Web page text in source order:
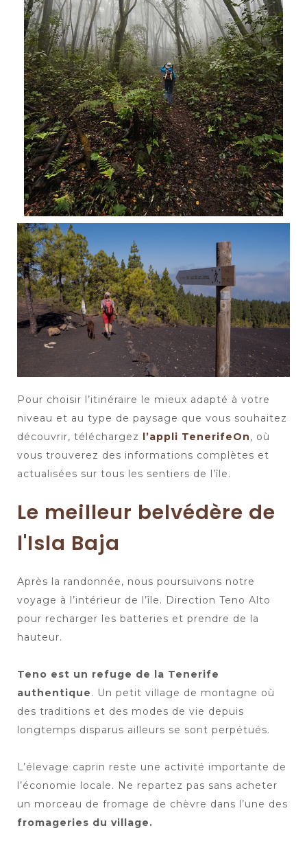
Pour choisir l’itinéraire le mieux adapté à votre
niveau et au type de paysage que vous souhaitez
découvrir, téléchargez l’appli TenerifeOn, où
vous trouverez des informations complètes et
actualisées sur tous les sentiers de l’île.
Le meilleur belvédère de
l'Isla Baja
Après la randonnée, nous poursuivons notre
voyage à l’intérieur de l’île. Direction Teno Alto
pour recharger les batteries et prendre de la
hauteur.
Teno est un refuge de la Tenerife
authentique. Un petit village de montagne où
des traditions et des modes de vie depuis
longtemps disparus ailleurs se sont perpétués.
L’élevage caprin reste une activité importante de
l’économie locale. Ne repartez pas sans acheter
un morceau de fromage de chèvre dans l’une des
fromageries du village.